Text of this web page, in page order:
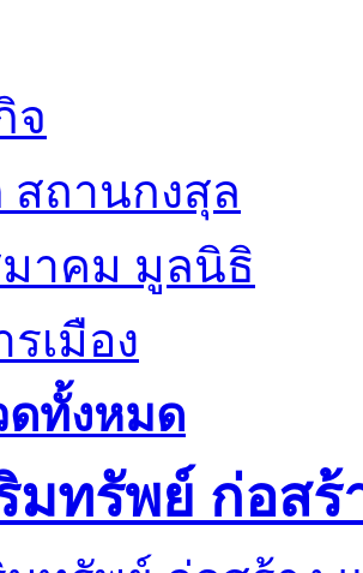
จ
ถานกงสุล
าคม มูลนิธิ
เมือง
ดทั้งหมด
มทรัพย์ ก่อส